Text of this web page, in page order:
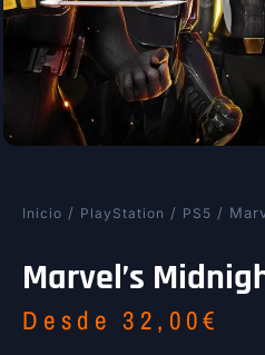
Inicio / PlayStation / PS5 /
Marvel’s
Desde32,00€